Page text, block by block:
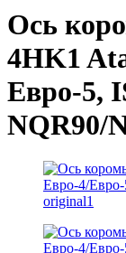
Ось
4HK1
Евро-5,
NQR90/